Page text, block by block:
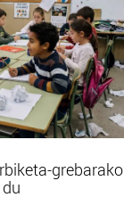
grebarako